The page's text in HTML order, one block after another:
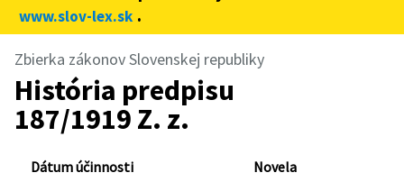
www.slov-lex.sk .
Zbierka zákonov Slovenskej republiky
História predpisu
187/1919 Z. z.
Dátum účinnosti Novela